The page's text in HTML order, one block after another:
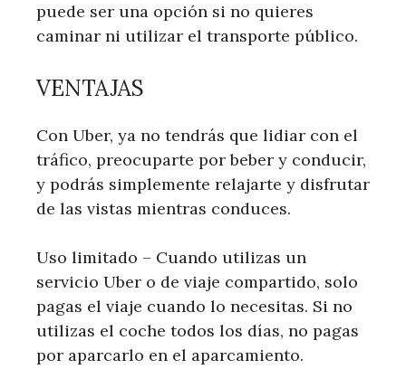
puede ser una opción si no quieres
caminar ni utilizar el transporte público.
VENTAJAS
Con Uber, ya no tendrás que lidiar con el
tráfico, preocuparte por beber y conducir,
y podrás simplemente relajarte y disfrutar
de las vistas mientras conduces.
Uso limitado – Cuando utilizas un
servicio Uber o de viaje compartido, solo
pagas el viaje cuando lo necesitas. Si no
utilizas el coche todos los días, no pagas
por aparcarlo en el aparcamiento.